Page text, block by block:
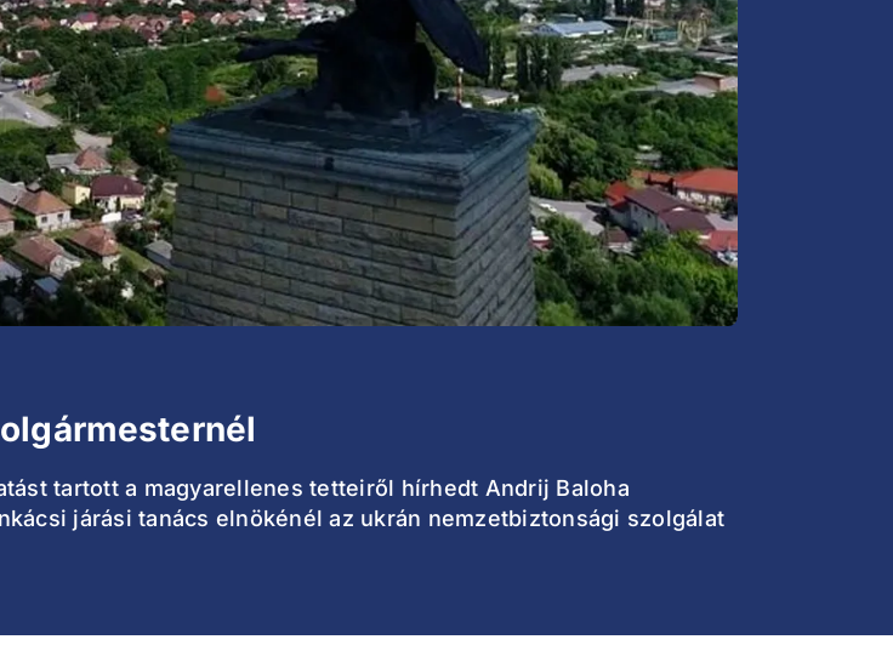
tartott a magyarellenes tetteiről hírhedt Andrij Baloha
járási tanács elnökénél az ukrán nemzetbiztonsági szolgálat